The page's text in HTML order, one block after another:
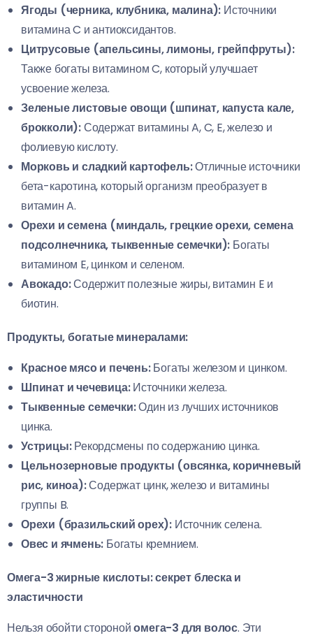
Ягоды (черника, клубника, малина): Источники
витамина C и антиоксидантов.
Цитрусовые (апельсины, лимоны, грейпфруты):
Также богаты витамином C, который улучшает
усвоение железа.
Зеленые листовые овощи (шпинат, капуста кале,
брокколи):Содержат витамины A, C, E, железо и
фолиевую кислоту.
Морковь и сладкий картофель:Отличные источники
бета-каротина, который организм преобразует в
витамин A.
Орехи и семена (миндаль, грецкие орехи, семена
подсолнечника, тыквенные семечки): Богаты
витамином E, цинком и селеном.
Авокадо:Содержит полезные жиры, витамин E и
биотин.
Продукты, богатые минералами:
Красное мясо и печень:Богаты железом и цинком.
Шпинат и чечевица:Источники железа.
Тыквенные семечки:Один из лучших источников
цинка.
Устрицы:Рекордсмены по содержанию цинка.
Цельнозерновые продукты (овсянка, коричневый
рис, киноа):Содержат цинк, железо и витамины
группы B.
Орехи (бразильский орех): Источник селена.
Овес и ячмень: Богаты кремнием.
Омега-3 жирные кислоты: секрет блеска и
эластичности
Нельзя обойти сторонойомега-3 для волос. Эти